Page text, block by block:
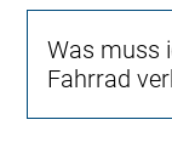
Was muss
Fahrrad